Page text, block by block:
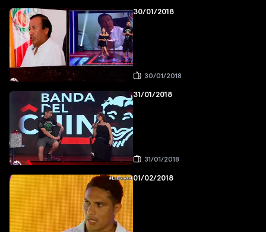
30/01/2018
30/01/2018
31/01/2018
31/01/2018
01/02/2018